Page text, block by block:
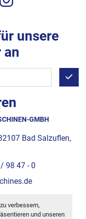
verbessern,
und unseren
GMBH
Bad Salzuflen,
98 47 - 0
unsere
an